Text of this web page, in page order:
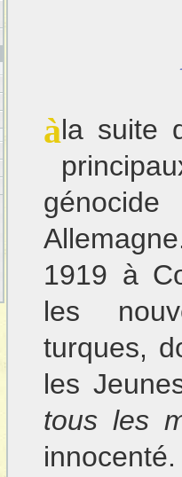
à la suite de la défaite ottomane, les
1919 à
les
turques,
les
tous les